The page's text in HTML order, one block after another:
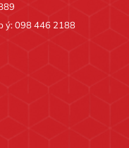
ý: 098 446 2188